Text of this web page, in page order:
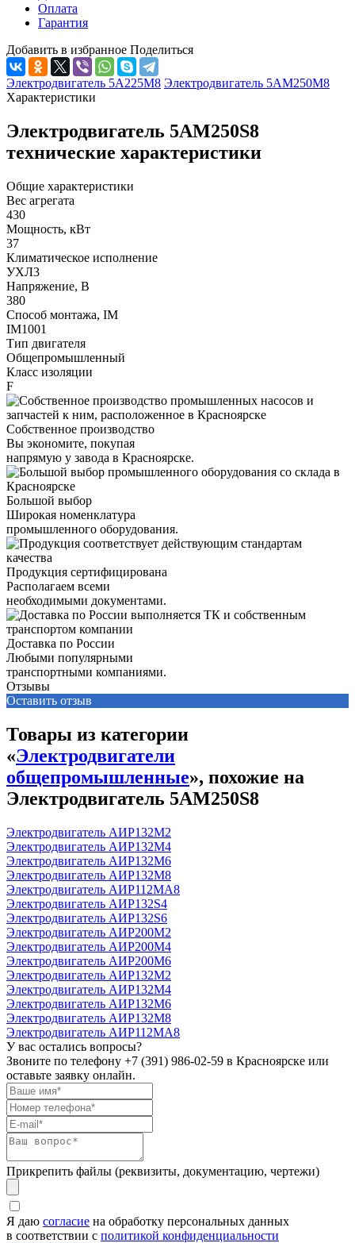
Оплата
Гарантия
Добавить в избранное Поделиться
Электродвигатель 5А225М8 Электродвигатель 5АМ250М8
Характеристики
Электродвигатель 5АМ250S8
технические характеристики
Общие характеристики
Вес агрегата
430
Мощность, кВт
37
Климатическое исполнение
УХЛ3
Напряжение, В
380
Способ монтажа, IM
IM1001
Тип двигателя
Общепромышленный
Класс изоляции
F
Собственное производство
Вы экономите, покупая
напрямую у завода в Красноярске.
Большой выбор
Широкая номенклатура
промышленного оборудования.
Продукция сертифицирована
Располагаем всеми
необходимыми документами.
Доставка по России
Любыми популярными
транспортными компаниями.
Отзывы
Оставить отзыв
Товары из категории
«Электродвигатели
общепромышленные», похожие на
Электродвигатель 5АМ250S8
Электродвигатель АИР132М2
Электродвигатель АИР132М4
Электродвигатель АИР132М6
Электродвигатель АИР132М8
Электродвигатель АИР112МА8
Электродвигатель АИР132S4
Электродвигатель АИР132S6
Электродвигатель АИР200М2
Электродвигатель АИР200М4
Электродвигатель АИР200М6
Электродвигатель АИР132М2
Электродвигатель АИР132М4
Электродвигатель АИР132М6
Электродвигатель АИР132М8
Электродвигатель АИР112МА8
У вас остались вопросы?
Звоните по телефону +7 (391) 986-02-59 в Красноярске или
оставьте заявку онлайн.
Прикрепить файлы (реквизиты, документацию, чертежи)
Я даю согласие на обработку персональных данных
в соответствии с политикой конфиденциальности